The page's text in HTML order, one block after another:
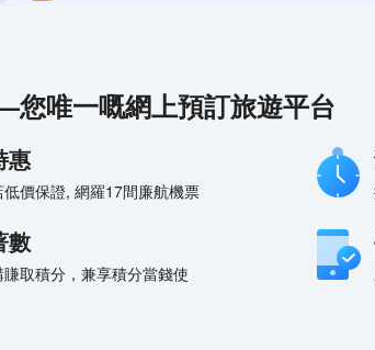
唯一嘅網上預訂旅遊平台
惠
價保證, 網羅17間廉航機票
數
取積分，兼享積分當錢使